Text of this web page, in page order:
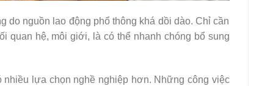
do nguồn lao động phổ thông khá dồi dào. Chỉ cần
quan hệ, môi giới, là có thể nhanh chóng bổ sung
lựa chọn nghề nghiệp hơn. Những công việc